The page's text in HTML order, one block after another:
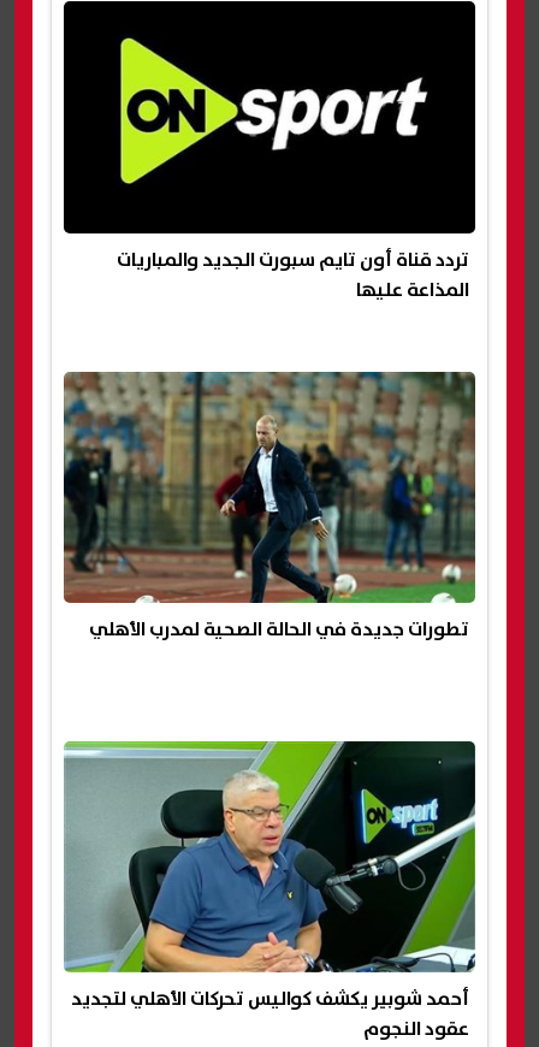
تردد قناة أون تايم سبورت الجديد والمباريات
المذاعة عليها
تطورات جديدة في الحالة الصحية لمدرب الأهلي
أحمد شوبير يكشف كواليس تحركات الأهلي لتجديد
عقود النجوم